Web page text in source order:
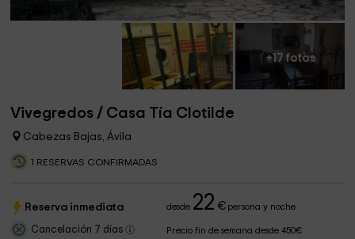
+17 fotos
Vivegredos / Casa Tía Clotilde
Cabezas Bajas, Ávila
1 RESERVAS CONFIRMADAS
Reserva inmediata desde 22 €persona y noche
Cancelación 7 días Precio fin de semana desde 450€